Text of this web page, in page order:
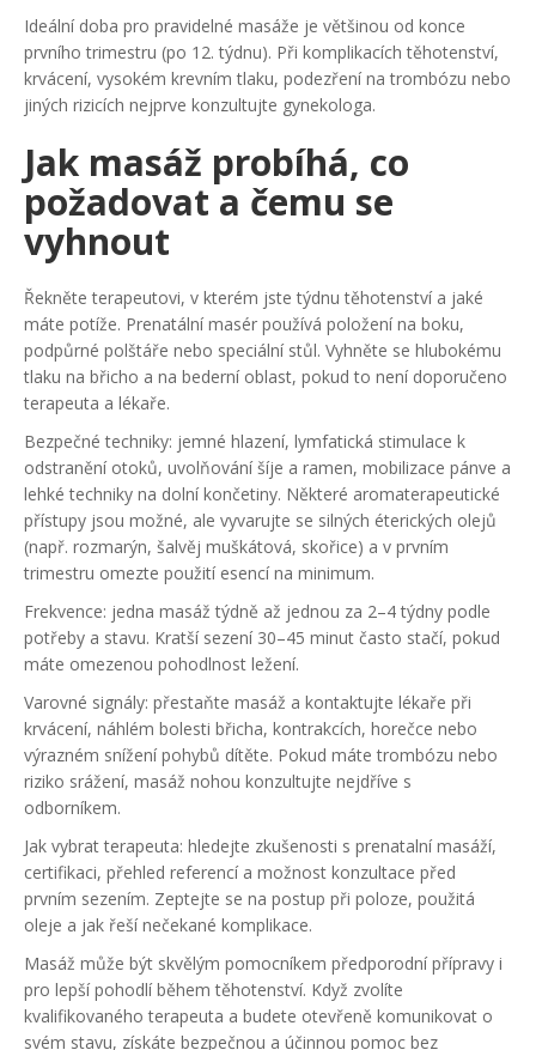
Ideální doba pro pravidelné masáže je většinou od konce
prvního trimestru (po 12. týdnu). Při komplikacích těhotenství,
krvácení, vysokém krevním tlaku, podezření na trombózu nebo
jiných rizicích nejprve konzultujte gynekologa.
Jak masáž probíhá, co
požadovat a čemu se
vyhnout
Řekněte terapeutovi, v kterém jste týdnu těhotenství a jaké
máte potíže. Prenatální masér používá položení na boku,
podpůrné polštáře nebo speciální stůl. Vyhněte se hlubokému
tlaku na břicho a na bederní oblast, pokud to není doporučeno
terapeuta a lékaře.
Bezpečné techniky: jemné hlazení, lymfatická stimulace k
odstranění otoků, uvolňování šíje a ramen, mobilizace pánve a
lehké techniky na dolní končetiny. Některé aromaterapeutické
přístupy jsou možné, ale vyvarujte se silných éterických olejů
(např. rozmarýn, šalvěj muškátová, skořice) a v prvním
trimestru omezte použití esencí na minimum.
Frekvence: jedna masáž týdně až jednou za 2–4 týdny podle
potřeby a stavu. Kratší sezení 30–45 minut často stačí, pokud
máte omezenou pohodlnost ležení.
Varovné signály: přestaňte masáž a kontaktujte lékaře při
krvácení, náhlém bolesti břicha, kontrakcích, horečce nebo
výrazném snížení pohybů dítěte. Pokud máte trombózu nebo
riziko srážení, masáž nohou konzultujte nejdříve s
odborníkem.
Jak vybrat terapeuta: hledejte zkušenosti s prenatalní masáží,
certifikaci, přehled referencí a možnost konzultace před
prvním sezením. Zeptejte se na postup při poloze, použitá
oleje a jak řeší nečekané komplikace.
Masáž může být skvělým pomocníkem předporodní přípravy i
pro lepší pohodlí během těhotenství. Když zvolíte
kvalifikovaného terapeuta a budete otevřeně komunikovat o
svém stavu, získáte bezpečnou a účinnou pomoc bez